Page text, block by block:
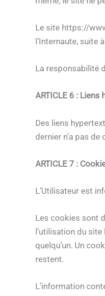
Le site https://
l’Internaute, suite
La responsabilité
ARTICLE 6 : Liens
Des liens
dernier n’a pas
ARTICLE 7 :
L’Utilisateur est
Les cookies sont
l’utilisation du
quelqu’un. Un
restent.
L’information